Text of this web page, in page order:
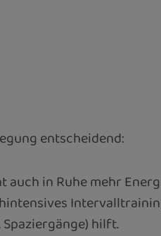
entscheidend:
in Ruhe mehr
hilft.